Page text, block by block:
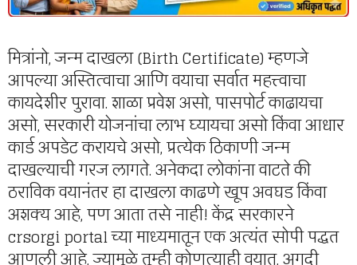
मित्रांनो, जन्म दाखला (Birth Certificate) म्हणजे
आपल्या अस्तित्वाचा आणि वयाचा सर्वात महत्त्वाचा
कायदेशीर पुरावा. शाळा प्रवेश असो, पासपोर्ट काढायचा
असो, सरकारी योजनांचा लाभ घ्यायचा असो किंवा आधार
कार्ड अपडेट करायचे असो, प्रत्येक ठिकाणी जन्म
दाखल्याची गरज लागते. अनेकदा लोकांना वाटते की
ठराविक वयानंतर हा दाखला काढणे खूप अवघड किंवा
अशक्य आहे, पण आता तसे नाही! केंद्र सरकारने
crsorgi portal च्या माध्यमातून एक अत्यंत सोपी पद्धत
आणली आहे, ज्यामुळे तुम्ही कोणत्याही वयात, अगदी